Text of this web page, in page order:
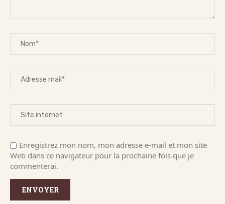
Enregistrez mon nom, mon adresse e-mail et mon site
Web dans ce navigateur pour la prochaine fois que je
commenterai.